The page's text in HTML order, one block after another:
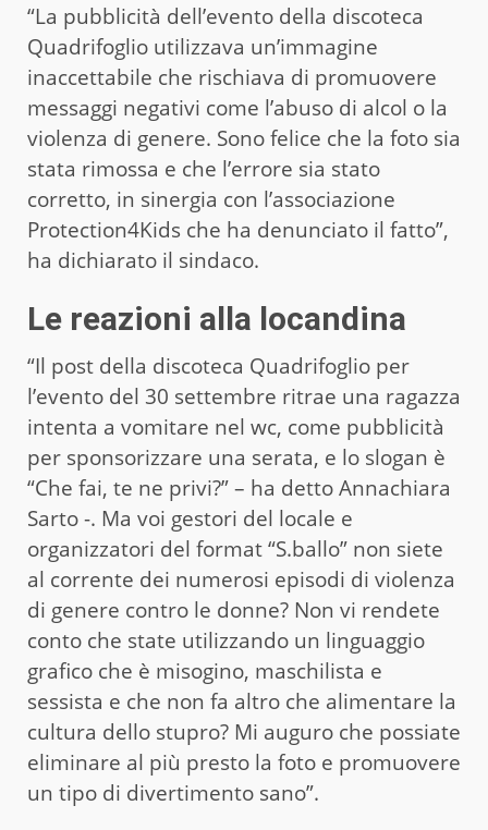
“La pubblicità dell’evento della discoteca
Quadrifoglio utilizzava un’immagine
inaccettabile che rischiava di promuovere
messaggi negativi come l’abuso di alcol o la
violenza di genere. Sono felice che la foto sia
stata rimossa e che l’errore sia stato
corretto, in sinergia con l’associazione
Protection4Kids che ha denunciato il fatto”,
ha dichiarato il sindaco.
Le reazioni alla locandina
“Il post della discoteca Quadrifoglio per
l’evento del 30 settembre ritrae una ragazza
intenta a vomitare nel wc, come pubblicità
per sponsorizzare una serata, e lo slogan è
“Che fai, te ne privi?” – ha detto Annachiara
Sarto -. Ma voi gestori del locale e
organizzatori del format “S.ballo” non siete
al corrente dei numerosi episodi di violenza
di genere contro le donne? Non vi rendete
conto che state utilizzando un linguaggio
grafico che è misogino, maschilista e
sessista e che non fa altro che alimentare la
cultura dello stupro? Mi auguro che possiate
eliminare al più presto la foto e promuovere
un tipo di divertimento sano”.